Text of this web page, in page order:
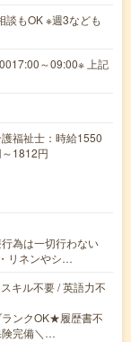
談もOK ※週3なども
～09:00※ 上記
福祉士：時給1550
1812円
為は一切行わない
リネンやシ…
キル不要 / 英語力不
ンクOK★履歴書不
険完備＼…